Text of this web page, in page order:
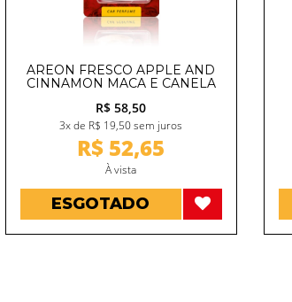
AREON FRESCO APPLE AND
CINNAMON MACA E CANELA
R$ 58,50
3x de R$ 19,50 sem juros
R$ 52,65
À vista
ESGOTADO